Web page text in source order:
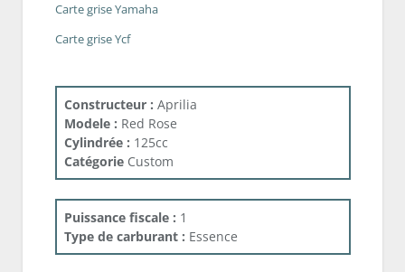
Carte grise Yamaha
Carte grise Ycf
Constructeur : Aprilia
Modele : Red Rose
Cylindrée : 125cc
Catégorie Custom
Puissance fiscale : 1
Type de carburant : Essence